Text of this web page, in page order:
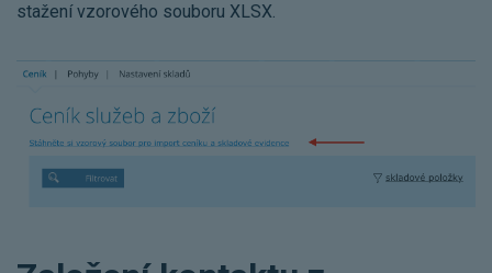
stažení vzorového souboru XLSX.